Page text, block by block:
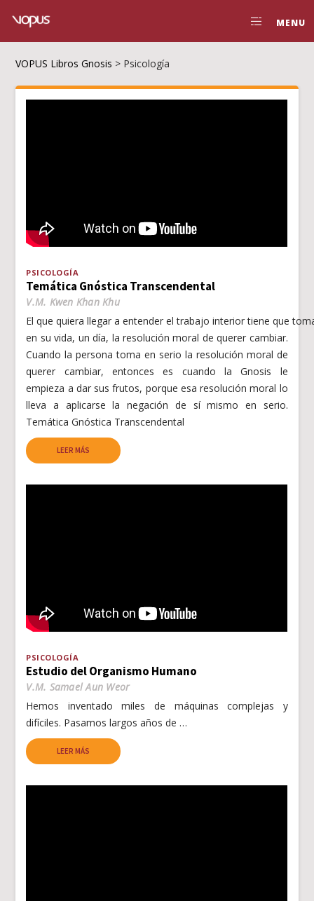
MENU
VOPUS Libros Gnosis > Psicología
PSICOLOGÍA
Temática Gnóstica Transcendental
V.M. Kwen Khan Khu
El que quiera llegar a entender el trabajo interior tiene que
en su vida, un día, la resolución moral de querer cambiar.
Cuando la persona toma en serio la resolución moral de
querer cambiar, entonces es cuando la Gnosis le
empieza a dar sus frutos, porque esa resolución moral lo
lleva a aplicarse la negación de sí mismo en serio.
Temática Gnóstica Transcendental
LEER MÁS
PSICOLOGÍA
Estudio del Organismo Humano
V.M. Samael Aun Weor
Hemos inventado miles de máquinas complejas y
difíciles. Pasamos largos años de …
LEER MÁS